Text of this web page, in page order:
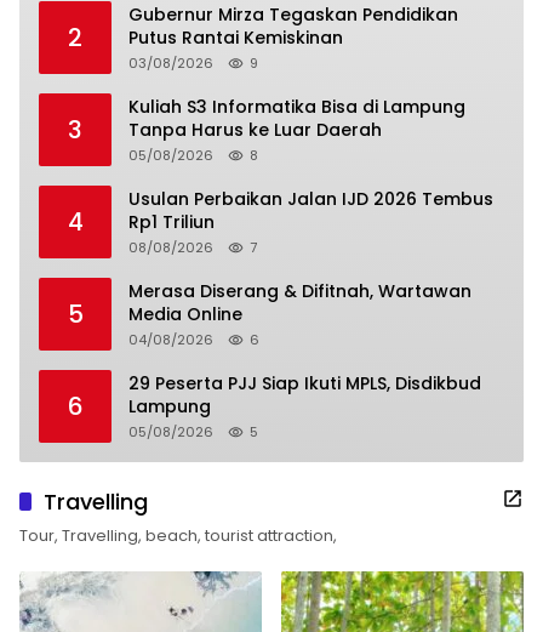
2
Gubernur Mirza Tegaskan Pendidikan
Putus Rantai Kemiskinan
03/08/2026 9
3
Kuliah S3 Informatika Bisa di Lampung
Tanpa Harus ke Luar Daerah
05/08/2026 8
4
Usulan Perbaikan Jalan IJD 2026 Tembus
Rp1 Triliun
08/08/2026 7
5
Merasa Diserang & Difitnah, Wartawan
Media Online
04/08/2026 6
6
29 Peserta PJJ Siap Ikuti MPLS, Disdikbud
Lampung
05/08/2026 5
Travelling
Tour, Travelling, beach, tourist attraction,